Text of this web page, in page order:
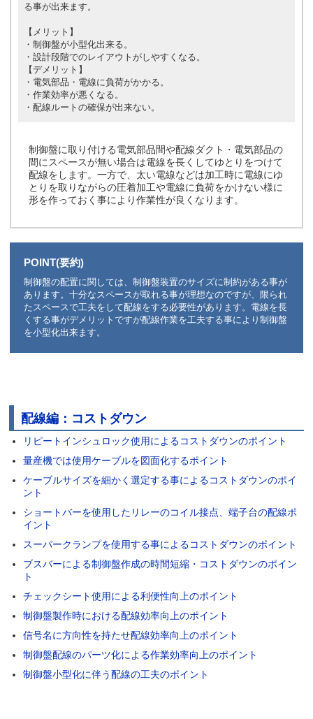
る事が出来ます。
【メリット】
・制御盤が小型化出来る。
・設計段階でのレイアウトがしやすくなる。
【デメリット】
・電気部品・電線に負荷がかかる。
・作業効率が悪くなる。
・配線ルートの確保が出来ない。
制御盤に取り付ける電気部品間や配線ダクト・電気部品の
間にスペースが無い場合は電線を長くしてゆとりをつけて
配線をします。一方で、太い電線などは加工時に電線にゆ
とりを取りながらの圧着加工や電線に負荷をかけない様に
形を作っておく事により作業性が良くなります。
POINT(要約)
制御盤の配置に関しては、制御盤装置のサイズに制約がある事が
あります。十分なスペースが取れる事が理想なのですが、限られ
たスペースで工夫をして配線をする必要性があります。電線を長
くする事がデメリットですが配線作業を工夫する事により制御盤
を小型化出来ます。
配線編：コストダウン
リピートインシュロック使用によるコストダウンのポイント
量産機では使用ケーブルを図面化するポイント
ケーブルサイズを細かく選定する事によるコストダウンのポイ
ント
ショートバーを使用したリレーのコイル接点、端子台の配線ポ
イント
スーパークランプを使用する事によるコストダウンのポイント
ブスバーによる制御盤作成の時間短縮・コストダウンのポイン
ト
チェックシート使用による利便性向上のポイント
制御盤製作時における配線効率向上のポイント
信号名に方向性を持たせ配線効率向上のポイント
制御盤配線のパーツ化による作業効率向上のポイント
制御盤小型化に伴う配線の工夫のポイント